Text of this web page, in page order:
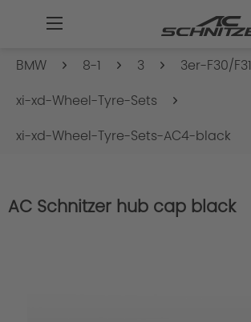
BMW 8-1 3
3er-F30/F31
xi-xd-Wheel-Tyre-Sets
xi-xd-Wheel-Tyre-Sets-AC4-black
AC Schnitzer hub cap black